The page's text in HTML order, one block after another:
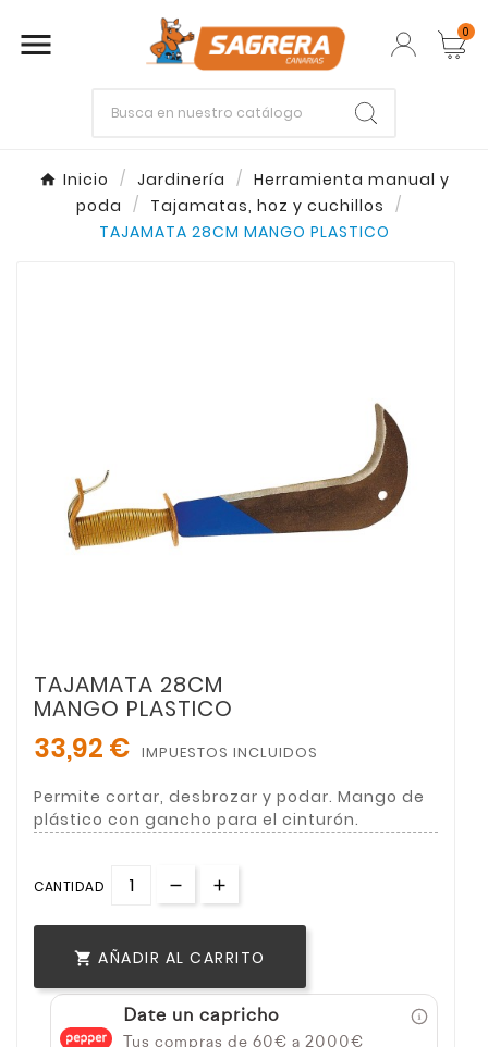
 0
Inicio Jardinería
Herramienta manual y
poda
Tajamatas, hoz y cuchillos
TAJAMATA 28CM MANGO PLASTICO
TAJAMATA 28CM
MANGO PLASTICO
33,92 € IMPUESTOS INCLUIDOS
Permite cortar, desbrozar y podar. Mango de
plástico con gancho para el cinturón.
CANTIDAD
 AÑADIR AL CARRITO
Date un capricho
Tus compras de 60€ a 2000€
Enter